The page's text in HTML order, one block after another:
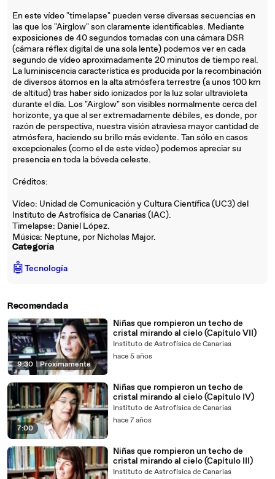
En este vídeo "timelapse" pueden verse diversas secuencias en
las que los "Airglow" son claramente identificables. Mediante
exposiciones de 40 segundos tomadas con una cámara DSR
(cámara réflex digital de una sola lente) podemos ver en cada
segundo de vídeo aproximadamente 20 minutos de tiempo real.
La luminiscencia característica es producida por la recombinación
de diversos átomos en la alta atmósfera terrestre (a unos 100 km
de altitud) tras haber sido ionizados por la luz solar ultravioleta
durante el día. Los "Airglow" son visibles normalmente cerca del
horizonte, ya que al ser extremadamente débiles, es donde, por
razón de perspectiva, nuestra visión atraviesa mayor cantidad de
atmósfera, haciendo su brillo más evidente. Tan sólo en casos
excepcionales (como el de este vídeo) podemos apreciar su
presencia en toda la bóveda celeste.
Créditos:
Vídeo: Unidad de Comunicación y Cultura Científica (UC3) del
Instituto de Astrofísica de Canarias (IAC).
Timelapse: Daniel López.
Música: Neptune, por Nicholas Major.
Categoría
🤖Tecnología
Recomendada
9:30 | Próximamente
Niñas que rompieron un techo de
cristal mirando al cielo (Capítulo VII)
Instituto de Astrofísica de Canarias
hace 5 años
7:00
Niñas que rompieron un techo de
cristal mirando al cielo (Capítulo IV)
Instituto de Astrofísica de Canarias
hace 7 años
Niñas que rompieron un techo de
cristal mirando al cielo (Capítulo III)
Instituto de Astrofísica de Canarias